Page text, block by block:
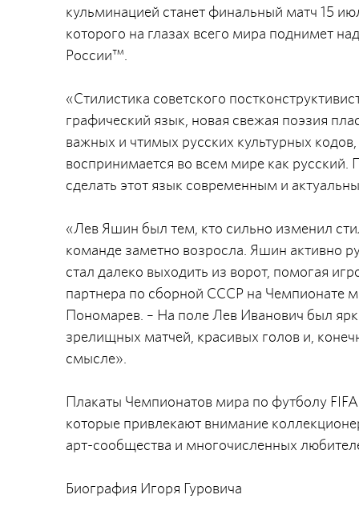
кульминацией станет финальный матч 15
которого на глазах всего мира поднимет
России™.
«Стилистика советского
графический язык, новая свежая поэзия
важных и чтимых русских культурных
воспринимается во всем мире как русский.
сделать этот язык современным и
«Лев Яшин был тем, кто сильно изменил
команде заметно возросла. Яшин активно
стал далеко выходить из ворот, помогая
партнера по сборной СССР на Чемпионате
Пономарев. – На поле Лев Иванович был
зрелищных матчей, красивых голов и,
смысле».
Плакаты Чемпионатов мира по футболу
которые привлекают внимание
арт-сообщества и многочисленных
Биография Игоря Гуровича